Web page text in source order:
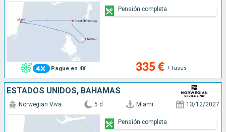
Pague en 4X 335 € +Tasas
Pensión completa
ESTADOS UNIDOS, BAHAMAS
Norwegian Viva 5 d Miami 13/12/2027
Pensión completa